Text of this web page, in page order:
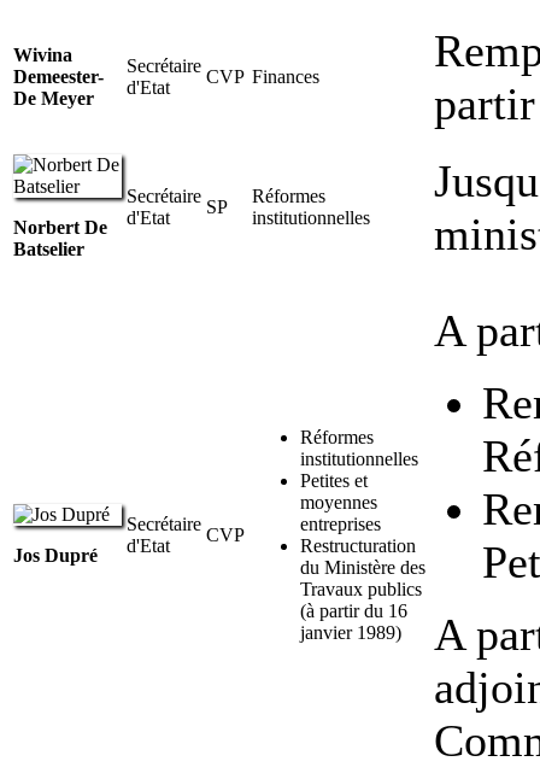
Wivina
Demeester-
De Meyer
Secrétaire
d'Etat
CVP Finances
Norbert De
Batselier
Secrétaire
d'Etat
SP
Réformes
institutionnelles
Jos Dupré
Secrétaire
d'Etat
CVP
Réformes
institutionnelles
Petites et
moyennes
entreprises
Restructuration
du Ministère des
Travaux publics
(à partir du 16
janvier 1989)
A
A